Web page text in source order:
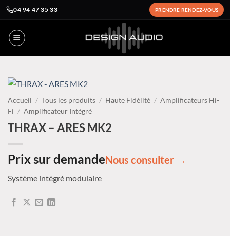
04 94 47 35 33 PRENDRE RENDEZ-VOUS
Accueil / Tous les produits / Haute Fidélité / Amplificateurs Hi-
Fi / Amplificateur Intégré
THRAX – ARES MK2
Prix sur demandeNous consulter →
Système intégré modulaire